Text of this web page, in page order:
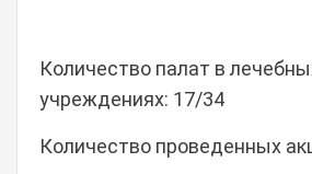
Количество палат в
учреждениях: 17/34
Количество проведенных